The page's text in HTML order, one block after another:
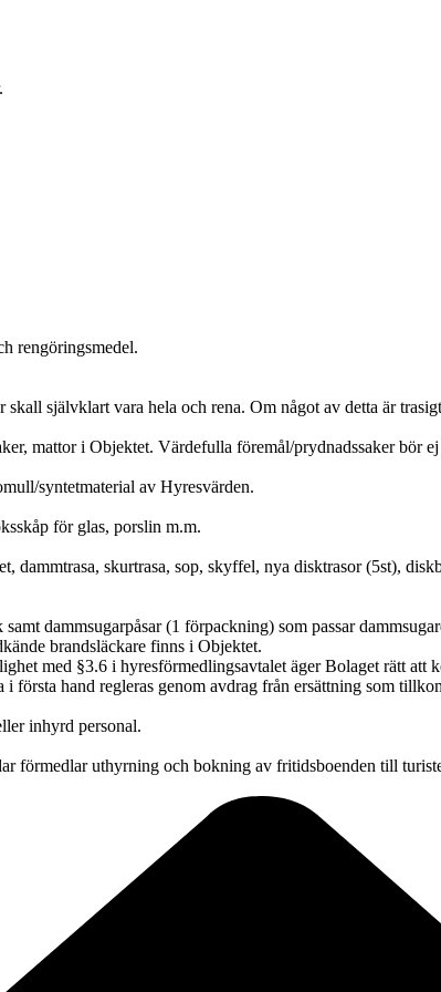
rengöringsmedel.
självklart vara hela och rena. Om något av detta är
mattor i Objektet. Värdefulla föremål/prydnadssaker bör
syntetmaterial av Hyresvärden.
för glas, porslin m.m.
dammtrasa, skurtrasa, sop, skyffel, nya disktrasor (5st),
dammsugarpåsar (1 förpackning) som passar
brandsläckare finns i Objektet.
med §3.6 i hyresförmedlingsavtalet äger Bolaget rätt att
hand regleras genom avdrag från ersättning som
inhyrd personal.
förmedlar uthyrning och bokning av fritidsboenden till